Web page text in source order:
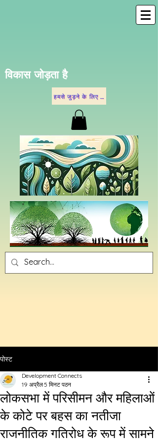
विकास जोड़ता है
हमसे जुड़ने के लिए नीचे दिए गए विकल्पों में
पोस्ट
लोकसभा में परिसीमन और महिलाओं
के कोटे पर बहस का नतीजा
राजनीतिक गतिरोध के रूप में सामने
Development Connects
19 अप्रैल5 मिनट पठन